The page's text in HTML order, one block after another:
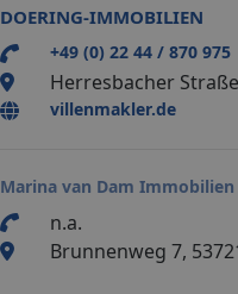
DOERING-IMMOBILIEN
+49 (0) 22 44 / 870 975
Herresbacher
villenmakler.de
Marina van Dam
n.a.
Brunnenweg 7,